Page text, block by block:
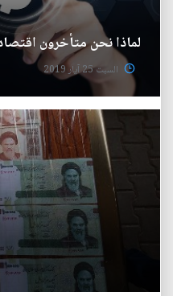
لماذا نحن متأخرون
السبت 25 آيار 2019